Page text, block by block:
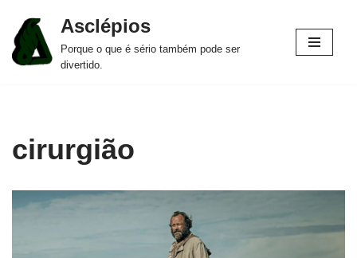
Pular
para
Asclépios
Porque o que é sério também pode ser
divertido.
cirurgião